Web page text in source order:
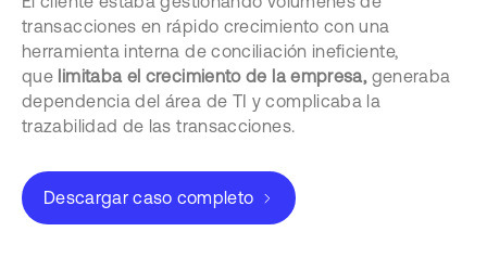
transacciones en rápido crecimiento con una
herramienta interna de conciliación ineficiente,
que limitaba el crecimiento de la empresa, generaba
dependencia del área de TI y complicaba la
trazabilidad de las transacciones.
Descargar caso completo